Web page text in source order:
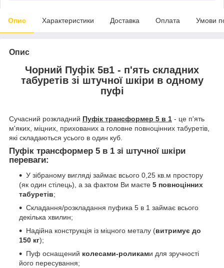
Опис Характеристики Доставка Оплата Умови
Опис
Чорний Пуфік 5в1 - п'ять складних
табуретів зі штучної шкіри в одному
пуфі
Сучасний розкладний Пуфік трансформер 5 в 1 - це п'ять
м'яких, міцних, прихованих а головне повноцінних табуретів,
які складаються усього в один куб.
Пуфік трансформер 5 в 1 зі штучної шкіри
переваги:
У зібраному вигляді займає всього 0,25 кв.м простору
(як один стілець), а за фактом Ви маєте 5 повноцінних
табуретів;
Складання/розкладання пуфика 5 в 1 займає всього
декілька хвилин;
Надійна конструкція із міцного металу (витримує до
150 кг);
Пуф оснащений колесами-роликами для зручності
його пересування;